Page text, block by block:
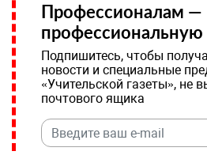
Профессионалам —
профессиональную
Подпишитесь, чтобы
новости и специальные
«Учительской газеты», не
почтового ящика